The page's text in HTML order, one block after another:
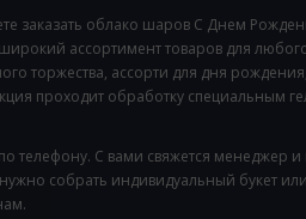
облако шаров С Днем
ассортимент товаров для
торжества, ассорти для дня
проходит обработку специальным
телефону. С вами свяжется менеджер и
собрать индивидуальный букет